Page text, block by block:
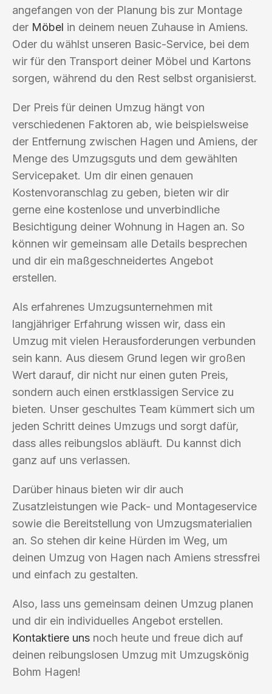
angefangen von der Planung bis zur Montage
der Möbel in deinem neuen Zuhause in Amiens.
Oder du wählst unseren Basic-Service, bei dem
wir für den Transport deiner Möbel und Kartons
sorgen, während du den Rest selbst organisierst.
Der Preis für deinen Umzug hängt von
verschiedenen Faktoren ab, wie beispielsweise
der Entfernung zwischen Hagen und Amiens, der
Menge des Umzugsguts und dem gewählten
Servicepaket. Um dir einen genauen
Kostenvoranschlag zu geben, bieten wir dir
gerne eine kostenlose und unverbindliche
Besichtigung deiner Wohnung in Hagen an. So
können wir gemeinsam alle Details besprechen
und dir ein maßgeschneidertes Angebot
erstellen.
Als erfahrenes Umzugsunternehmen mit
langjähriger Erfahrung wissen wir, dass ein
Umzug mit vielen Herausforderungen verbunden
sein kann. Aus diesem Grund legen wir großen
Wert darauf, dir nicht nur einen guten Preis,
sondern auch einen erstklassigen Service zu
bieten. Unser geschultes Team kümmert sich um
jeden Schritt deines Umzugs und sorgt dafür,
dass alles reibungslos abläuft. Du kannst dich
ganz auf uns verlassen.
Darüber hinaus bieten wir dir auch
Zusatzleistungen wie Pack- und Montageservice
sowie die Bereitstellung von Umzugsmaterialien
an. So stehen dir keine Hürden im Weg, um
deinen Umzug von Hagen nach Amiens stressfrei
und einfach zu gestalten.
Also, lass uns gemeinsam deinen Umzug planen
und dir ein individuelles Angebot erstellen.
Kontaktiere uns noch heute und freue dich auf
deinen reibungslosen Umzug mit Umzugskönig
Bohm Hagen!